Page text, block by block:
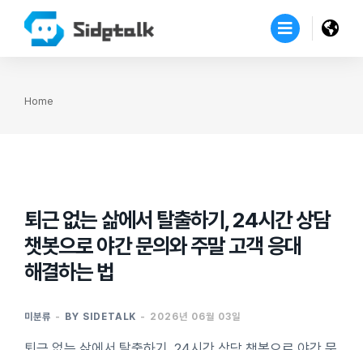
You are here:
Home
퇴근 없는 삶에서 탈출하기, 24시간 상담
챗봇으로 야간 문의와 주말 고객 응대
해결하는 법
미분류 BY SIDETALK 2026년 06월 03일